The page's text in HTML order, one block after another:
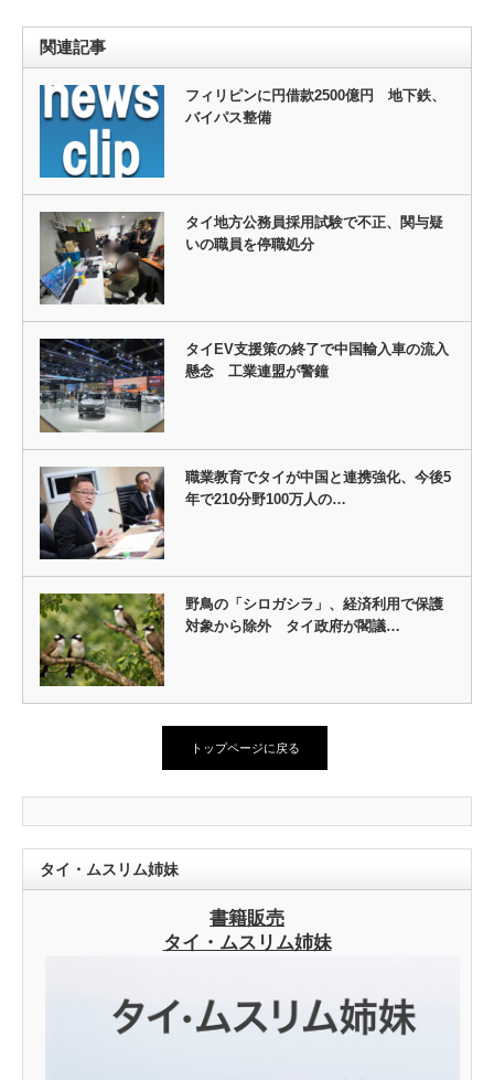
関連記事
フィリピンに円借款2500億円 地下鉄、
バイパス整備
タイ地方公務員採用試験で不正、関与疑
いの職員を停職処分
タイEV支援策の終了で中国輸入車の流入
懸念 工業連盟が警鐘
職業教育でタイが中国と連携強化、今後5
年で210分野100万人の…
野鳥の「シロガシラ」、経済利用で保護
対象から除外 タイ政府が閣議…
トップページに戻る
タイ・ムスリム姉妹
書籍販売
タイ・ムスリム姉妹